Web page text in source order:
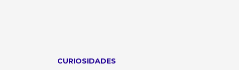
CURIOSIDADES